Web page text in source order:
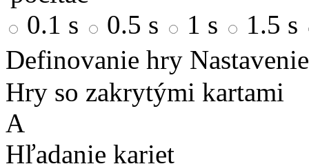
0.1 s
0.5 s 1 s
1.5 s
Definovanie hry
Hry so zakrytými kartami
A
Hľadanie kariet